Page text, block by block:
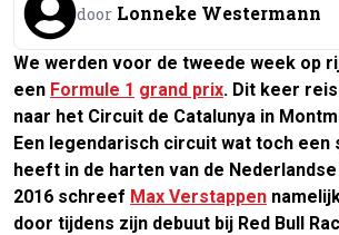
door Lonneke Westermann
We werden voor de tweede week op
een Formule 1 grand prix. Dit keer
naar het Circuit de Catalunya in
Een legendarisch circuit wat toch een
heeft in de harten van de
2016 schreef Max Verstappen
door tijdens zijn debuut bij Red Bull